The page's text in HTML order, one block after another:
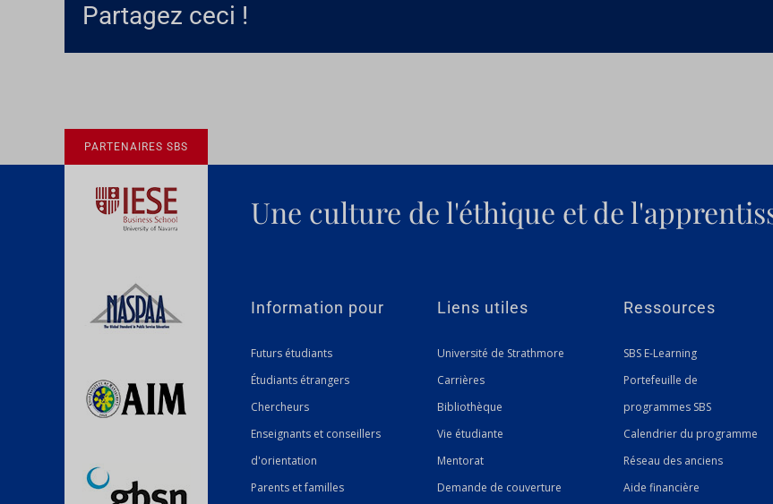
Partagez ceci !
Une culture de l'éthique et de
PARTENAIRES SBS
Information pour
Futurs étudiants
Étudiants étrangers
Chercheurs
Enseignants et conseillers
d'orientation
Parents et familles
Liens utiles
Université de Strathmore
Carrières
Bibliothèque
Vie étudiante
Mentorat
Demande de couverture
Ressources
SBS E-Learning
Portefeuille de
programmes SBS
Calendrier du programme
Réseau des anciens
Aide financière